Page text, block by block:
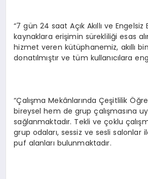
“7 gün 24 saat Açık Akıllı ve Engelsiz
kaynaklara erişimin sürekliliği esas
hizmet veren kütüphanemiz, akıllı
donatılmıştır ve tüm kullanıcılara
“Çalışma Mekânlarında Çeşitlilik
bireysel hem de grup çalışmasına
sağlanmaktadır. Tekli ve çoklu
grup odaları, sessiz ve sesli salonlar
puf alanları bulunmaktadır.